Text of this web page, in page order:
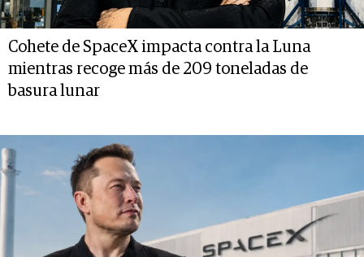
Cohete de SpaceX impacta contra la Luna
mientras recoge más de 209 toneladas de
basura lunar